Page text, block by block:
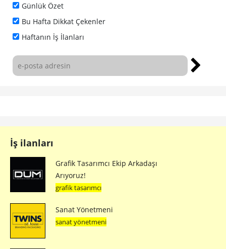
Günlük Özet
Bu Hafta Dikkat Çekenler
Haftanın İş İlanları
İş ilanları
Grafik Tasarımcı Ekip Arkadaşı
Arıyoruz!
grafik tasarımcı
Sanat Yönetmeni
sanat yönetmeni